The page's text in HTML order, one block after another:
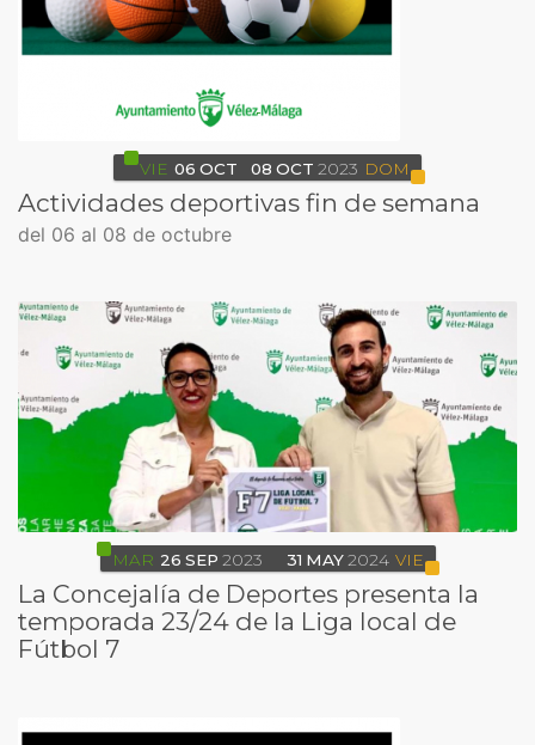
VIE 06 OCT 08 OCT 2023 DOM
Actividades deportivas fin de semana
del 06 al 08 de octubre
MAR 26 SEP 2023 31 MAY 2024 VIE
La Concejalía de Deportes presenta la
temporada 23/24 de la Liga local de
Fútbol 7